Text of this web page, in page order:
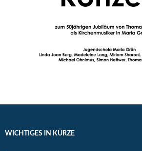
WICHTIGES IN KÜRZE